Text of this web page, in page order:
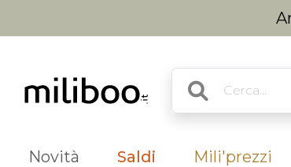
Novità Saldi Mili'prezzi